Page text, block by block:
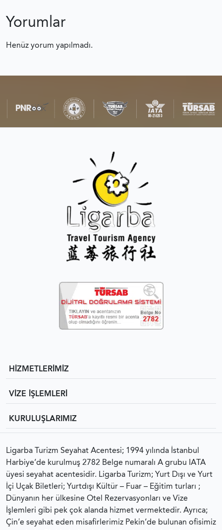
Yorumlar
Henüz yorum yapılmadı.
HİZMETLERİMİZ
VİZE İŞLEMLERİ
KURULUŞLARIMIZ
Ligarba Turizm Seyahat Acentesi; 1994 yılında İstanbul
Harbiye’de kurulmuş 2782 Belge numaralı A grubu IATA
üyesi seyahat acentesidir. Ligarba Turizm; Yurt Dışı ve Yurt
İçi Uçak Biletleri; Yurtdışı Kültür – Fuar – Eğitim turları ;
Dünyanın her ülkesine Otel Rezervasyonları ve Vize
İşlemleri gibi pek çok alanda hizmet vermektedir. Ayrıca;
Çin’e seyahat eden misafirlerimiz Pekin’de bulunan ofisimiz